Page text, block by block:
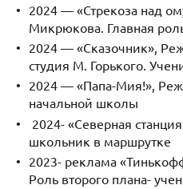
2024 — «Стрекоза над
Микрюкова. Главная
2024 — «Сказочник»,
студия М. Горького.
2024 — «Папа-Мия!»,
начальной школы
2024- «Северная
школьник в маршрутке
2023- реклама
Роль второго плана-